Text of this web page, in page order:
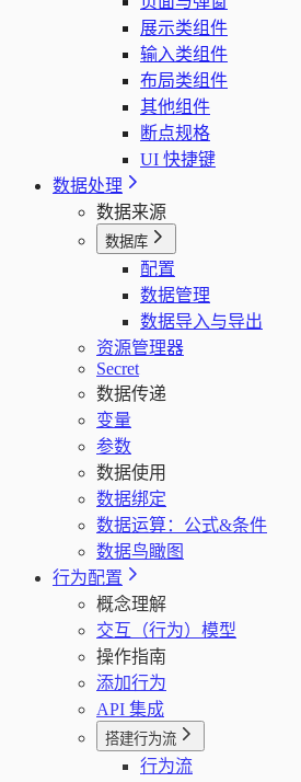
展示类组件
输入类组件
布局类组件
其他组件
断点规格
UI 快捷键
数据处理
数据来源
数据库
配置
数据管理
数据导入与导出
资源管理器
Secret
数据传递
变量
参数
数据使用
数据绑定
数据运算：公式&条件
数据鸟瞰图
行为配置
概念理解
交互（行为）模型
操作指南
添加行为
API 集成
搭建行为流
行为流